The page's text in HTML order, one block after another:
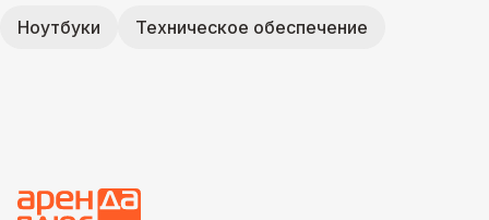
Ноутбуки Техническое обеспечение